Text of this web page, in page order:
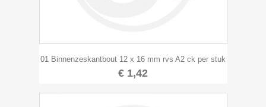
01 Binnenzeskantbout 12 x 16 mm rvs A2 ck per stuk
€ 1,42